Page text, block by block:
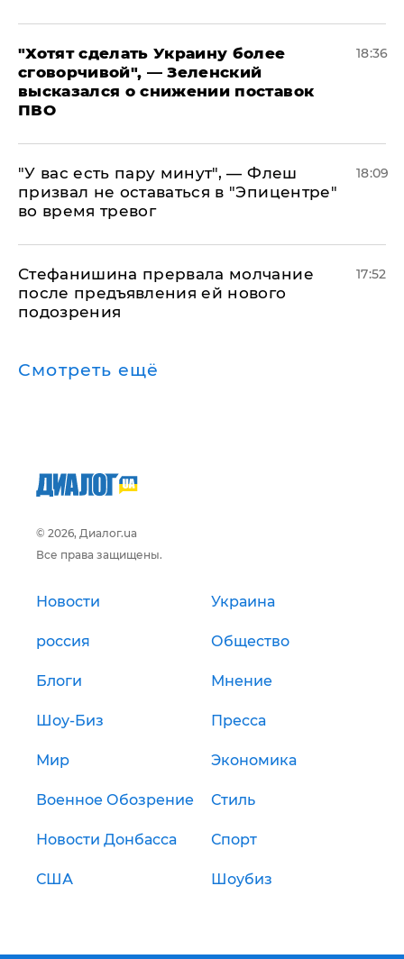
​"Хотят сделать Украину более
сговорчивой", — Зеленский
высказался о снижении поставок
ПВО
18:36
​"У вас есть пару минут", — Флеш
призвал не оставаться в "Эпицентре"
во время тревог
18:09
Стефанишина прервала молчание
после предъявления ей нового
подозрения
17:52
Смотреть ещё
© 2026, Диалог.ua
Все права защищены.
Новости Украина
россия Общество
Блоги Мнение
Шоу-Биз Пресса
Мир Экономика
Военное Обозрение Стиль
Новости Донбасса Спорт
США Шоубиз